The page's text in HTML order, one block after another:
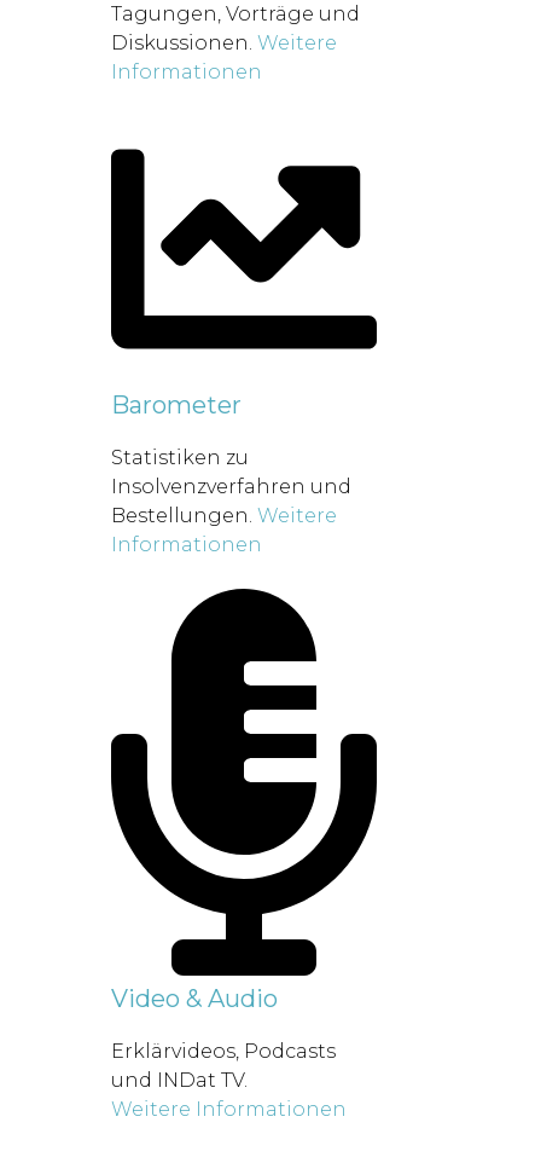
Tagungen, Vorträge und
Diskussionen. Weitere
Informationen
Barometer
Statistiken zu
Insolvenzverfahren und
Bestellungen. Weitere
Informationen
Video & Audio
Erklärvideos, Podcasts
und INDat TV.
Weitere Informationen